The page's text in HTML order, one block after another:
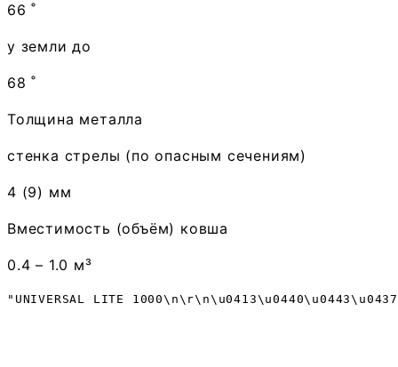
66 ˚
у земли до
68 ˚
Толщина металла
стенка стрелы (по опасным сечениям)
4 (9) мм
Вместимость (объём) ковша
0.4 – 1.0 м³
"UNIVERSAL LITE